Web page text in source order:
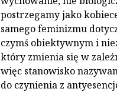
postrzegamy jako
samego feminizmu
czymś obiektywnym i
który zmienia się w
więc stanowisko
do czynienia z